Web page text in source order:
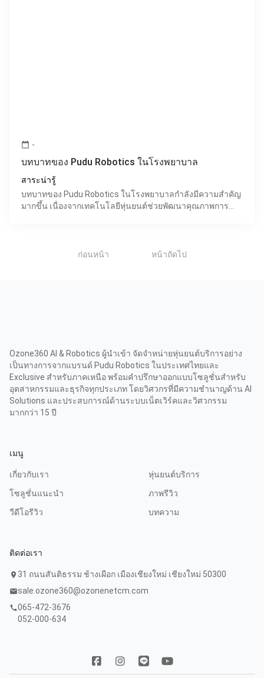
calendar_today -
บทบาทของ Pudu Robotics ในโรงพยาบาล
สาระน่ารู้
บทบาทของ Pudu Robotics ในโรงพยาบาลกำลังมีความสำคัญ
มากขึ้น เนื่องจากเทคโนโลยีหุ่นยนต์ช่วยพัฒนาคุณภาพการ
ก่อนหน้า หน้าถัดไป
Ozone360 AI & Robotics ผู้นำเข้า จัดจำหน่ายหุ่นยนต์บริการอย่าง
เป็นทางการจากแบรนด์ Pudu Robotics ในประเทศไทยและ
Exclusive สำหรับภาคเหนือ พร้อมคำปรึกษาออกแบบโซลูชั่นสำหรับ
อุตสาหกรรมและธุรกิจทุกประเภท โดยวิศวกรที่มีความชำนาญด้าน AI
Solutions และประสบการณ์ด้านระบบเน็ตเวิร์คและวิศวกรรม
มากกว่า 15 ปี
เมนู
เกี่ยวกับเรา
หุ่นยนต์บริการ
โซลูชั่นแนะนำ
ภาพรีวิว
วีดีโอรีวิว
บทความ
ติดต่อเรา
location_on 31 ถนนสันติธรรม ช้างเผือก เมืองเชียงใหม่ เชียงใหม่ 50300
mailsale.ozone360@ozonenetcm.com
call065-472-3676
052-000-634